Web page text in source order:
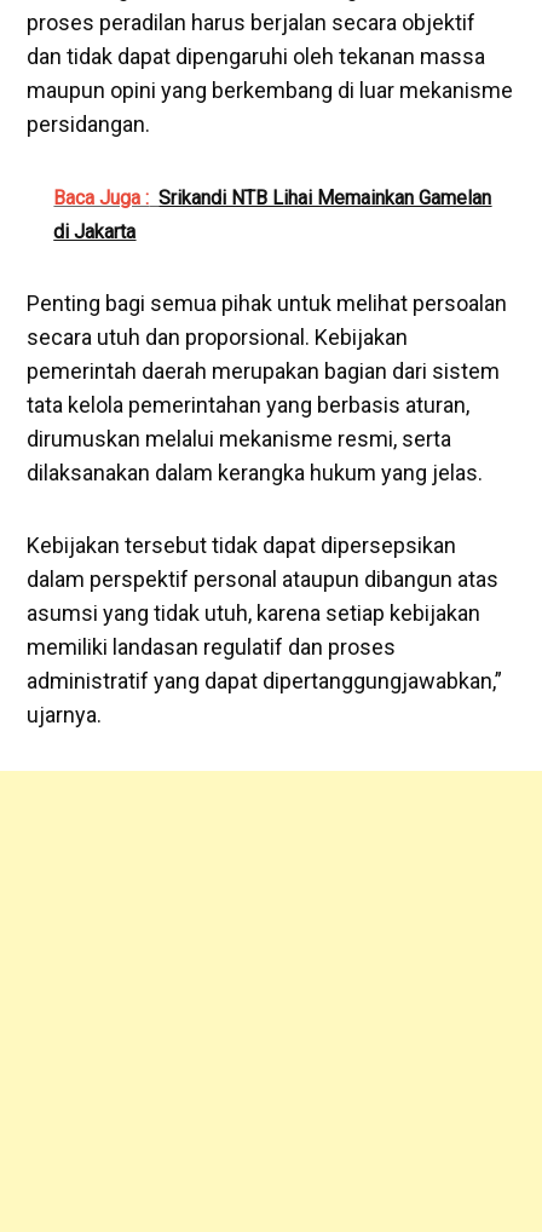
proses peradilan harus berjalan secara objektif
dan tidak dapat dipengaruhi oleh tekanan massa
maupun opini yang berkembang di luar mekanisme
persidangan.
Baca Juga : Srikandi NTB Lihai Memainkan Gamelan
di Jakarta
Penting bagi semua pihak untuk melihat persoalan
secara utuh dan proporsional. Kebijakan
pemerintah daerah merupakan bagian dari sistem
tata kelola pemerintahan yang berbasis aturan,
dirumuskan melalui mekanisme resmi, serta
dilaksanakan dalam kerangka hukum yang jelas.
Kebijakan tersebut tidak dapat dipersepsikan
dalam perspektif personal ataupun dibangun atas
asumsi yang tidak utuh, karena setiap kebijakan
memiliki landasan regulatif dan proses
administratif yang dapat dipertanggungjawabkan,”
ujarnya.